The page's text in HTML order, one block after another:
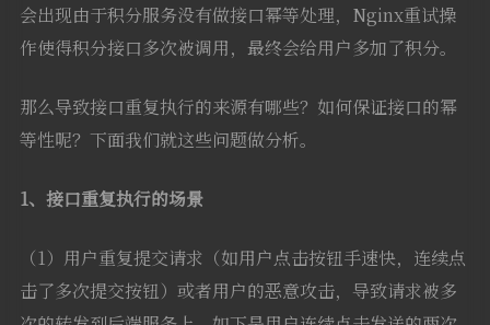
会出现由于积分服务没有做接口幂等处理，Nginx重试操
作使得积分接口多次被调用，最终会给用户多加了积分。
那么导致接口重复执行的来源有哪些？如何保证接口的幂
等性呢？下面我们就这些问题做分析。
1、接口重复执行的场景
（1）用户重复提交请求（如用户点击按钮手速快，连续点
击了多次提交按钮）或者用户的恶意攻击，导致请求被多